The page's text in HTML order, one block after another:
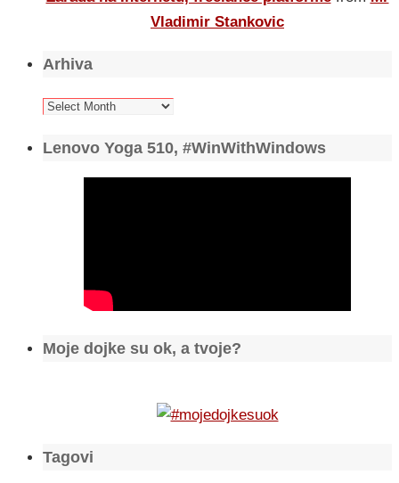
Vladimir Stankovic
Arhiva
Arhiva
Lenovo Yoga 510, #WinWithWindows
Moje dojke su ok, a tvoje?
Tagovi